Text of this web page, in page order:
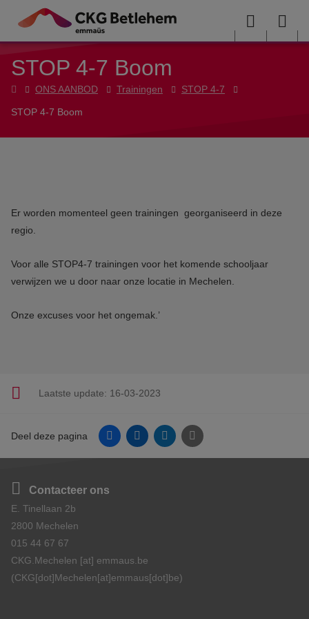
Overslaan en naar de inhoud gaan
Menu
STOP 4-7 Boom
HomeONS AANBOD Trainingen STOP 4-7
STOP 4-7 Boom
Er worden momenteel geen trainingen georganiseerd in deze
regio.
Voor alle STOP4-7 trainingen voor het komende schooljaar
verwijzen we u door naar onze locatie in Mechelen.
Onze excuses voor het ongemak.’
Laatste update: 16-03-2023
Deel deze pagina FacebookLinkedinTwitter E-mail
Contacteer ons
E. Tinellaan 2b
2800 Mechelen
015 44 67 67
CKG.Mechelen [at] emmaus.be
(CKG[dot]Mechelen[at]emmaus[dot]be)